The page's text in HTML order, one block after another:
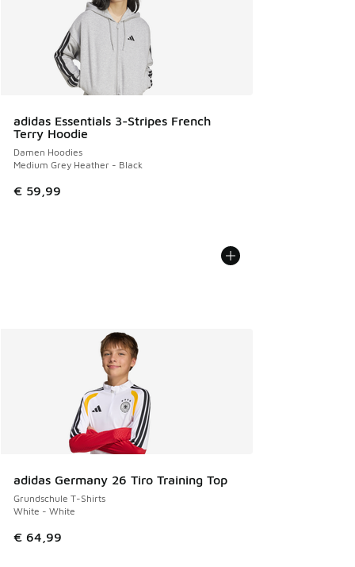
adidas Essentials 3-Stripes French
Terry Hoodie
Damen Hoodies
Medium Grey Heather - Black
€ 59,99
adidas Germany 26 Tiro Training Top
Grundschule T-Shirts
White - White
€ 64,99